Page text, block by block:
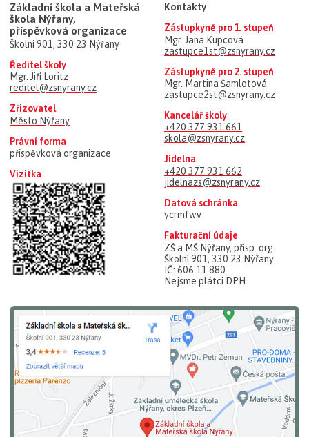
Základní škola a Mateřská
škola Nýřany,
příspěvková organizace
Školní 901, 330 23 Nýřany
Ředitel školy
Mgr. Jiří Loritz
reditel@zsnyrany.cz
Zřizovatel
Město Nýřany
Právní forma
příspěvková organizace
Vizitka
Kontakty
Zástupkyně pro 1. stupeň
Mgr. Jana Kupcová
zastupce1st@zsnyrany.cz
Zástupkyně pro 2. stupeň
Mgr. Martina Šamlotová
zastupce2st@zsnyrany.cz
Kancelář školy
+420 377 931 661
skola@zsnyrany.cz
Jídelna
+420 377 931 662
jidelnazs@zsnyrany.cz
Datová schránka
ycrmfwv
Fakturační údaje
ZŠ a MŠ Nýřany, přísp. org.
Školní 901, 330 23 Nýřany
IČ: 606 11 880
Nejsme plátci DPH